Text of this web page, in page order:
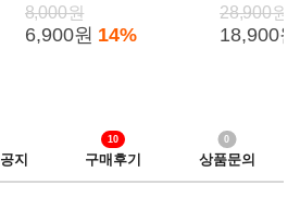
8,000원
6,900원 14%
28,900원
18,900원
지 구매후기
10
상품문의
0